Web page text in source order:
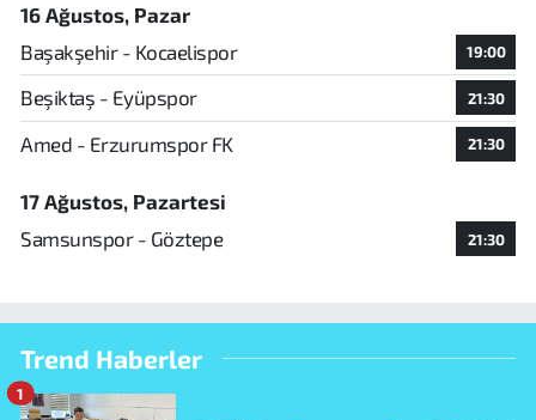
16 Ağustos, Pazar
Başakşehir - Kocaelispor
19:00
Beşiktaş - Eyüpspor 21:30
Amed - Erzurumspor FK 21:30
17 Ağustos, Pazartesi
Samsunspor - Göztepe
21:30
Trend Haberler
1